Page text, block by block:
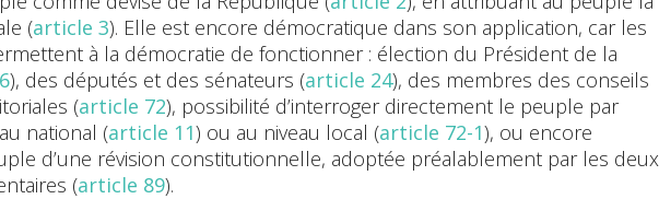
(article 3). Elle est encore démocratique dans son application, car les
à la démocratie de fonctionner : élection du Président de la
), des députés et des sénateurs (article 24), des membres des conseils
(article 72), possibilité d’interroger directement le peuple par
national (article 11) ou au niveau local (article 72-1), ou encore
d’une révision constitutionnelle, adoptée préalablement par les deux
(article 89).